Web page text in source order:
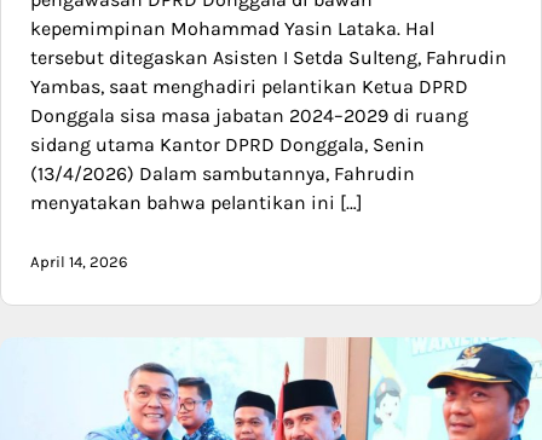
kepemimpinan Mohammad Yasin Lataka. Hal
tersebut ditegaskan Asisten I Setda Sulteng, Fahrudin
Yambas, saat menghadiri pelantikan Ketua DPRD
Donggala sisa masa jabatan 2024–2029 di ruang
sidang utama Kantor DPRD Donggala, Senin
(13/4/2026) Dalam sambutannya, Fahrudin
menyatakan bahwa pelantikan ini […]
April 14, 2026